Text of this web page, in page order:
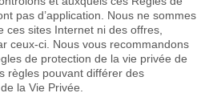
pas d’application. Nous ne sommes
ces sites Internet ni des offres,
ceux-ci. Nous vous recommandons
de protection de la vie privée de
règles pouvant différer des
la Vie Privée.